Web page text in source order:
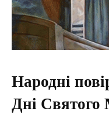
Народні
Дні